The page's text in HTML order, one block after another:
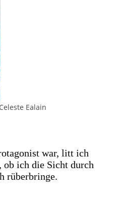
Ealain
war, litt ich
ob ich die Sicht durch
rüberbringe.